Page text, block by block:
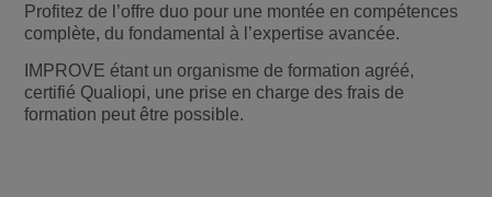
Profitez de l’offre duo pour une montée en compétences
complète, du fondamental à l’expertise avancée.
IMPROVE étant un organisme de formation agréé,
certifié Qualiopi, une prise en charge des frais de
formation peut être possible.